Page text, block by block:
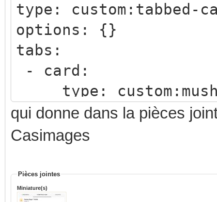
type: custom:tabbed-
options: {}
tabs:
- card:
type:
entity:
use_light_color:
qui donne dans la pièces
Casimages
Pièces jointes
Miniature(s)